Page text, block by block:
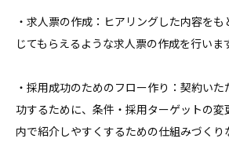
・求人票の作成：ヒアリングした内容を
じてもらえるような求人票の作成を行いま
・採用成功のためのフロー作り：契約い
功するために、条件・採用ターゲットの
内で紹介しやすくするための仕組みづくり